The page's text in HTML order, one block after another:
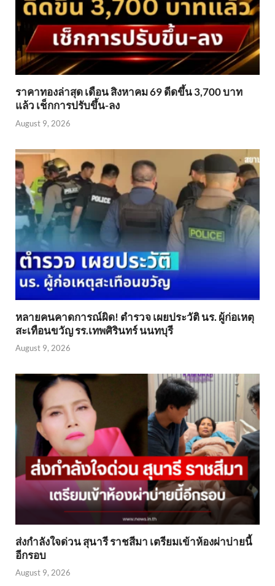
ราคาทองล่าสุด เดือน สิงหาคม 69 ดีดขึ้น 3,700 บาท
แล้ว เช็กการปรับขึ้น-ลง
August 9, 2026
หลายคนคาดการณ์ผิด! ตำรวจ เผยประวัติ นร. ผู้ก่อเหตุ
สะเทือนขวัญ รร.เทพศิรินทร์ นนทบุรี
August 9, 2026
ส่งกำลังใจด่วน สุนารี ราชสีมา เตรียมเข้าห้องผ่าบ่ายนี้
อีกรอบ
August 9, 2026